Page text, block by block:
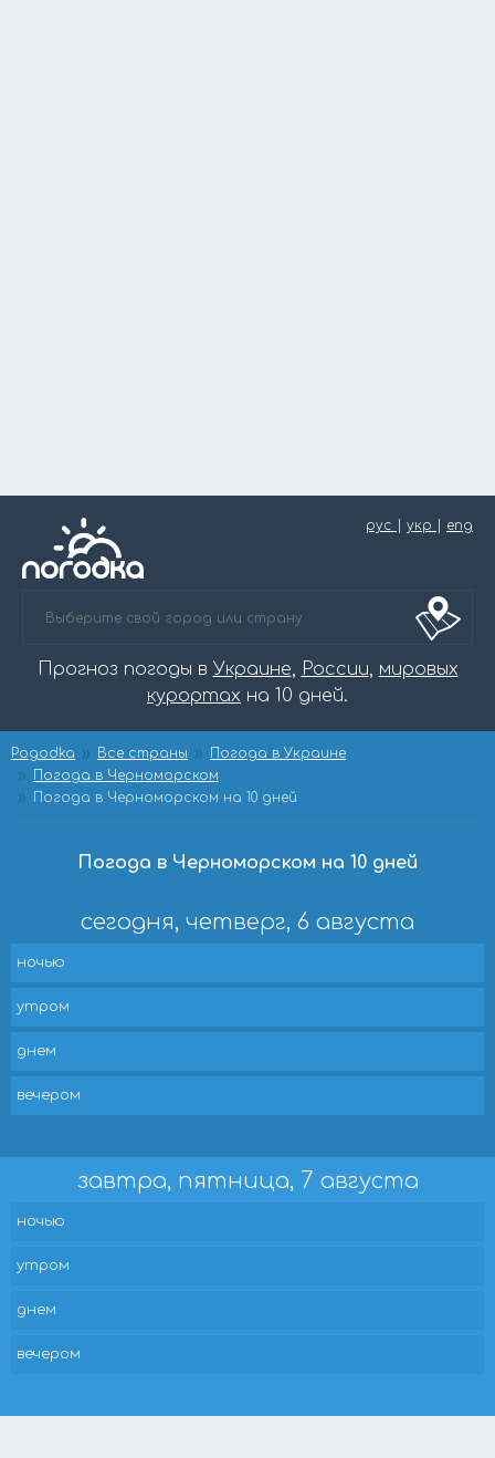
рус укр eng
Прогноз погоды в Украине, России, мировых
курортах на 10 дней.
Pogodka Все страны
Погода в Украине
Погода в Черноморском
Погода в Черноморском на 10 дней
Погода в Черноморском на 10 дней
сегодня, четверг, 6 августа
ночью
утром
днем
вечером
завтра, пятница, 7 августа
ночью
утром
днем
вечером